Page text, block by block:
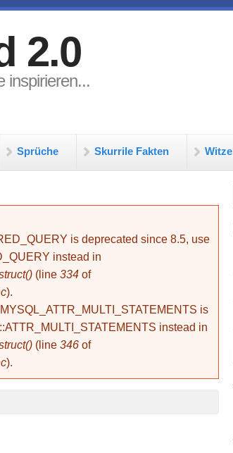
2.0
inspirieren...
Sprüche Skurrile Fakten Witze
is deprecated since 8.5, use
instead in
(line 334 of
).
is
instead in
(line 346 of
).